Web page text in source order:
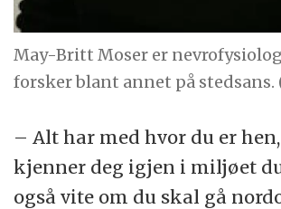
May-Britt Moser er
forsker blant annet på stedsans.
– Alt har med hvor du er
kjenner deg igjen i miljøet
også vite om du skal gå